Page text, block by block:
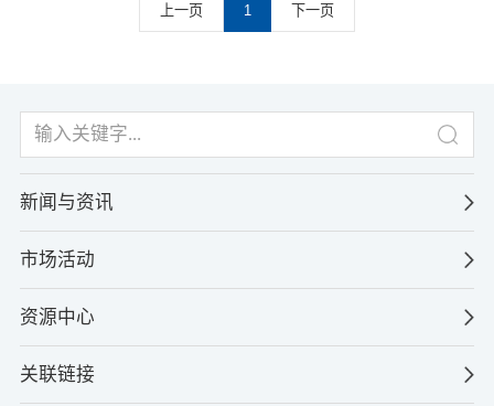
上一页 1 下一页
新闻与资讯
市场活动
资源中心
关联链接